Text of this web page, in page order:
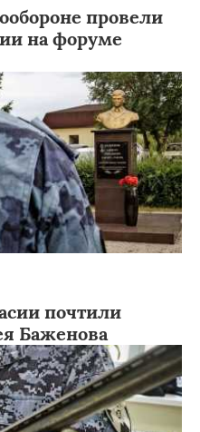
провели
на форуме
почтили
Баженова